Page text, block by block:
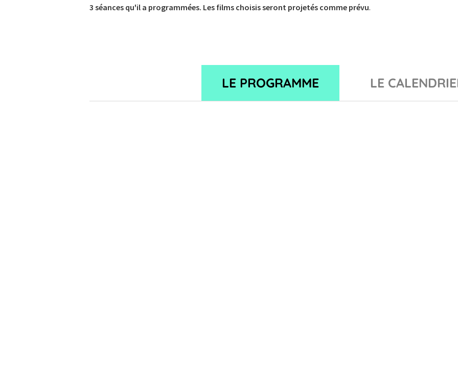
3 séances qu'il a programmées. Les films choisis seront projetés comme prévu.
LE PROGRAMME LE